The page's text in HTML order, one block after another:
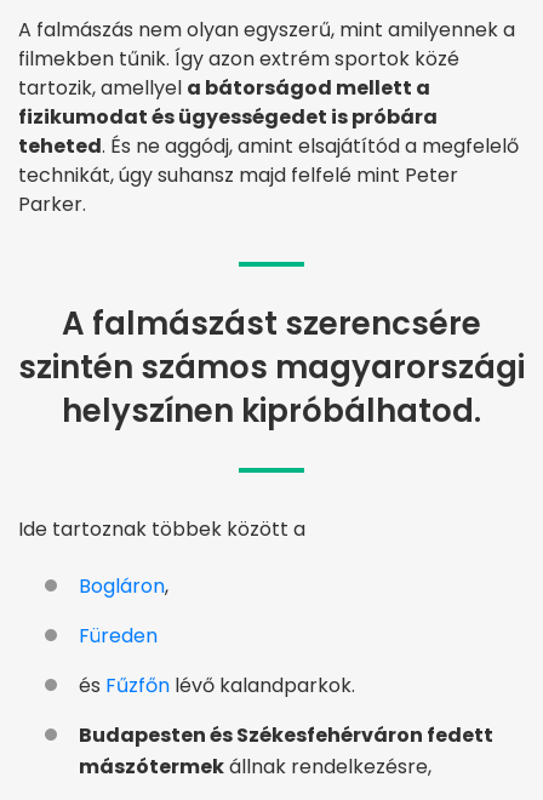
A falmászás nem olyan egyszerű, mint amilyennek a
filmekben tűnik. Így azon extrém sportok közé
tartozik, amellyel a bátorságod mellett a
fizikumodat és ügyességedet is próbára
teheted. És ne aggódj, amint elsajátítód a megfelelő
technikát, úgy suhansz majd felfelé mint Peter
Parker.
A falmászást szerencsére
szintén számos magyarországi
helyszínen kipróbálhatod.
Ide tartoznak többek között a
Bogláron,
Füreden
és Fűzfőn lévő kalandparkok.
Budapesten és Székesfehérváron fedett
mászótermekállnak rendelkezésre,